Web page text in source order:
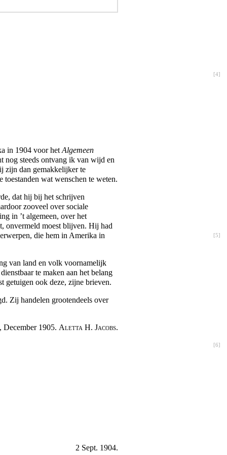
[4]
in 1904 voor hetAlgemeen
nog steeds ontvang ik van wijd en
zijn dan gemakkelijker te
wat wenschen te weten.
dat hij bij het schrijven
zooveel over sociale
in ’t algemeen, over het
onvermeld moest blijven. Hij had
[5]
die hem in Amerika in
van land en volk voornamelijk
te maken aan het belang
getuigen ook deze, zijne brieven.
Zij handelen grootendeels over
, December 1905. Aletta H. Jacobs.
[6]
2 Sept. 1904.